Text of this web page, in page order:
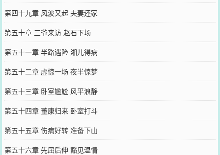
第四十九章 风波又起 夫妻还家
第五十章 三爷来访 赵石下场
第五十一章 半路遇险 湘儿得病
第五十二章 虚惊一场 夜半惊梦
第五十三章 卧室尴尬 风平浪静
第五十四章 董康归来 卧室打斗
第五十五章 伤病好转 准备下山
第五十六章 先屈后伸 豁见温情